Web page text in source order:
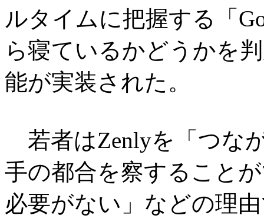
ルタイムに把握する「
ら寝ているかどうかを
能が実装された。
若者はZenlyを「つな
手の都合を察すること
必要がない」などの理